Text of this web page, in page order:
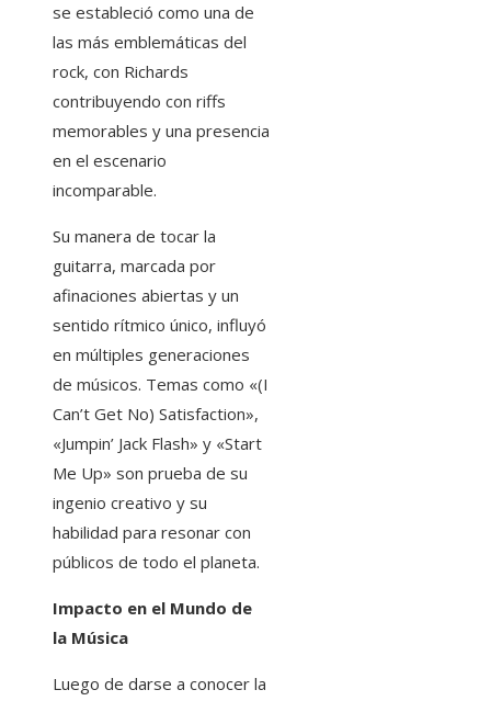
se estableció como una de
las más emblemáticas del
rock, con Richards
contribuyendo con riffs
memorables y una presencia
en el escenario
incomparable.
Su manera de tocar la
guitarra, marcada por
afinaciones abiertas y un
sentido rítmico único, influyó
en múltiples generaciones
de músicos. Temas como «(I
Can’t Get No) Satisfaction»,
«Jumpin’ Jack Flash» y «Start
Me Up» son prueba de su
ingenio creativo y su
habilidad para resonar con
públicos de todo el planeta.
Impacto en el Mundo de
la Música
Luego de darse a conocer la